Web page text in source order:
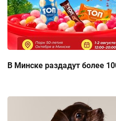
В Минске раздадут более